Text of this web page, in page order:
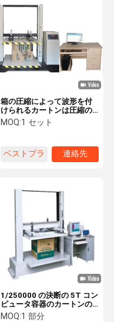
わたしたち
ニュース
箱の圧縮によって波形を付
けられるカートンは圧縮の
テスター220V 550KGの精
密に抵抗します
MOQ:1 セット
ベストプラ
連絡先
1/250000 の決断の 5T コン
ピュータ容器のカートンの
圧縮の耐圧試験装置
MOQ:1 部分